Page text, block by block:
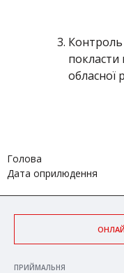
покласти
обласної
Голова
Дата оприлюдення
ПРИЙМАЛЬНЯ